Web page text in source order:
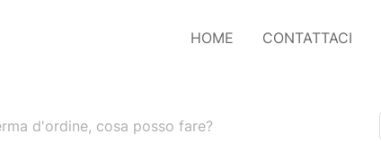
HOME CONTATTACI
d'ordine, cosa posso fare?